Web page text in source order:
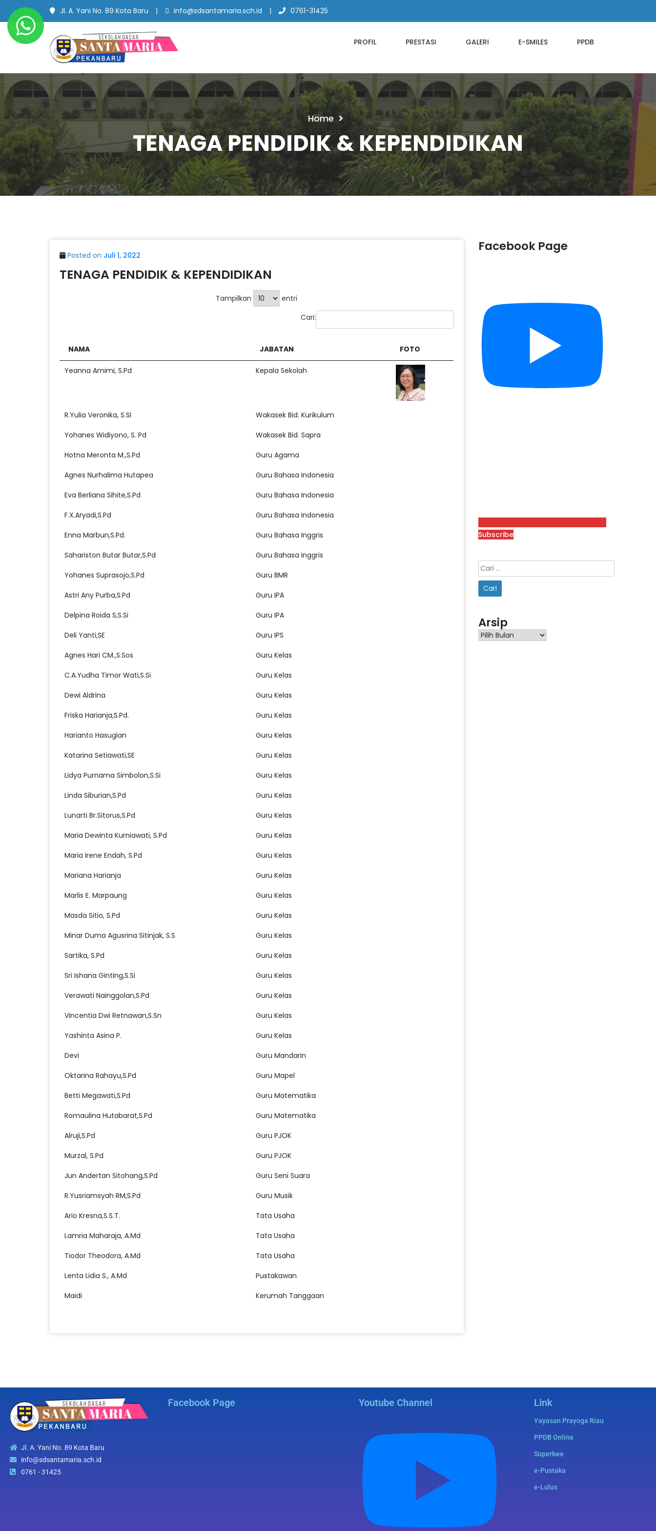
Jl. A. Yani No. 89 Kota Baru info@sdsantamaria.sch.id 0761-31425
SD Santa Maria
Pekanbaru
PROFIL PRESTASI GALERI E-SMILES PPDB
Home
TENAGA PENDIDIK & KEPENDIDIKAN
Posted on Juli 1, 2022
TENAGA PENDIDIK & KEPENDIDIKAN
Tampilkan
entri
Cari:
NAMA JABATAN FOTO
Yeanna Amimi, S.Pd Kepala Sekolah
R.Yulia Veronika, S.SI Wakasek Bid. Kurikulum
Yohanes Widiyono, S. Pd Wakasek Bid. Sapra
Hotna Meronta M.,S.Pd Guru Agama
Agnes Nurhalima Hutapea Guru Bahasa Indonesia
Eva Berliana Sihite,S.Pd Guru Bahasa Indonesia
F.X.Aryadi,S.Pd Guru Bahasa Indonesia
Enna Marbun,S.Pd. Guru Bahasa Inggris
Sahariston Butar Butar,S.Pd Guru Bahasa Inggris
Yohanes Suprasojo,S.Pd Guru BMR
Astri Any Purba,S.Pd Guru IPA
Delpina Roida S,S.Si Guru IPA
Deli Yanti,SE Guru IPS
Agnes Hari CM.,S.Sos Guru Kelas
C.A.Yudha Timor Wati,S.Si Guru Kelas
Dewi Aldrina Guru Kelas
Friska Harianja,S.Pd. Guru Kelas
Harianto Hasugian Guru Kelas
Katarina Setiawati,SE Guru Kelas
Lidya Purnama Simbolon,S.Si Guru Kelas
Linda Siburian,S.Pd Guru Kelas
Lunarti Br.Sitorus,S.Pd Guru Kelas
Maria Dewinta Kurniawati, S.Pd Guru Kelas
Maria Irene Endah, S.Pd Guru Kelas
Mariana Harianja Guru Kelas
Marlis E. Marpaung Guru Kelas
Masda Sitio, S.Pd Guru Kelas
Minar Duma Agusrina Sitinjak, S.S Guru Kelas
Sartika, S.Pd Guru Kelas
Sri Ishana Ginting,S.Si Guru Kelas
Verawati Nainggolan,S.Pd Guru Kelas
Vincentia Dwi Retnawan,S.Sn Guru Kelas
Yashinta Asina P. Guru Kelas
Devi Guru Mandarin
Oktarina Rahayu,S.Pd Guru Mapel
Betti Megawati,S.Pd Guru Matematika
Romaulina Hutabarat,S.Pd Guru Matematika
Alruji,S.Pd Guru PJOK
Murzal, S.Pd Guru PJOK
Jun Andertan Sitohang,S.Pd Guru Seni Suara
R.Yusriamsyah RM,S.Pd Guru Musik
Ario Kresna,S.S.T. Tata Usaha
Lamria Maharaja, A.Md Tata Usaha
Tiodor Theodora, A.Md Tata Usaha
Lenta Lidia S., A.Md Pustakawan
Maidi Kerumah Tanggaan
Facebook Page
Subscribe
Arsip
Jl. A. Yani No. 89 Kota Baru
info@sdsantamaria.sch.id
0761 - 31425
Facebook Page Youtube Channel Link
Yayasan Prayoga Riau
PPDB Online
Superbee
e-Pustaka
e-Lulus